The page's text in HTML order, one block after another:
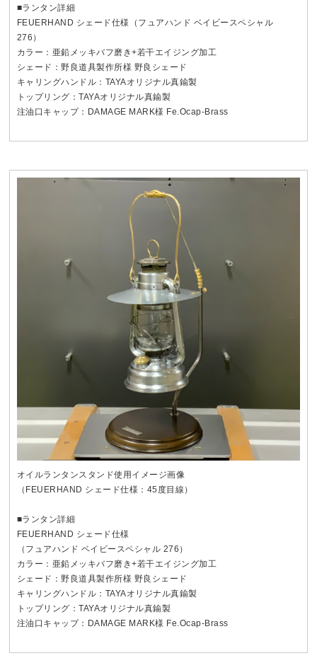
■ランタン詳細
FEUERHAND シェード仕様（フュアハンド ベイビースペシャル
276）
カラー：亜鉛メッキバフ磨き+若干エイジング加工
シェード：野良道具製作所様 野良シェード
キャリングハンドル：TAYAオリジナル真鍮製
トップリング：TAYAオリジナル真鍮製
注油口キャップ：DAMAGE MARK様 Fe.Ocap-Brass
オイルランタンスタンド使用イメージ画像
（FEUERHAND シェード仕様：45度目線）
■ランタン詳細
FEUERHAND シェード仕様
（フュアハンド ベイビースペシャル 276）
カラー：亜鉛メッキバフ磨き+若干エイジング加工
シェード：野良道具製作所様 野良シェード
キャリングハンドル：TAYAオリジナル真鍮製
トップリング：TAYAオリジナル真鍮製
注油口キャップ：DAMAGE MARK様 Fe.Ocap-Brass